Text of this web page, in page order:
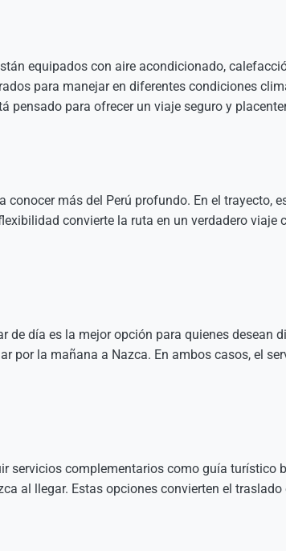
equipados con aire acondicionado,
para manejar en diferentes condiciones
pensado para ofrecer un viaje seguro y
más del Perú profundo. En el trayecto,
convierte la ruta en un verdadero
de día es la mejor opción para quienes
por la mañana a Nazca. En ambos casos, el
servicios complementarios como guía turístico
al llegar. Estas opciones convierten el